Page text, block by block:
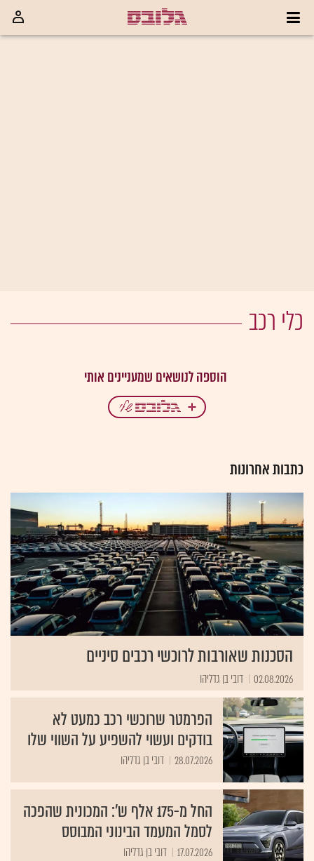
כלי רכב
כתבות אחרונות
הסכנות שאורבות לרוכשי רכבים סיניים
02.08.2026 דובי בן גדליהו
הפרמטר שרוכשי רכב כמעט לא
בודקים ועשוי להשפיע על השווי שלו
28.07.2026 דובי בן גדליהו
החל מ-175 אלף ש': המכונית שהפכה
לסמל המעמד הבינוני המבוסס
17.07.2026 דובי בן גדליהו